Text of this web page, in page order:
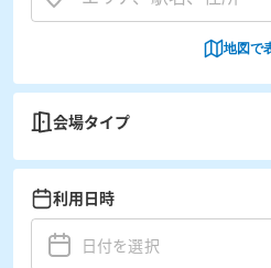
地図で
会場タイプ
利用日時